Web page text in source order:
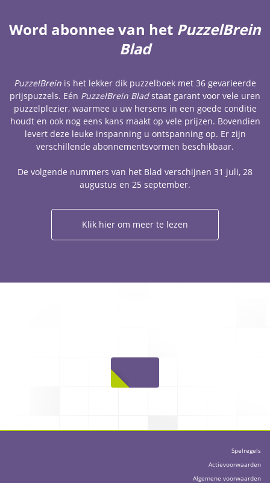
Word abonnee van het PuzzelBrein
Blad
PuzzelBrein is het lekker dik puzzelboek met 36 gevarieerde
prijspuzzels. Eén PuzzelBrein Bladstaat garant voor vele uren
puzzelplezier, waarmee u uw hersens in een goede conditie
houdt en ook nog eens kans maakt op vele prijzen. Bovendien
levert deze leuke inspanning u ontspanning op. Er zijn
verschillende abonnementsvormen beschikbaar.
De volgende nummers van het Blad verschijnen 31 juli, 28
augustus en 25 september.
Klik hier om meer te lezen
Spelregels
Actievoorwaarden
Algemene voorwaarden